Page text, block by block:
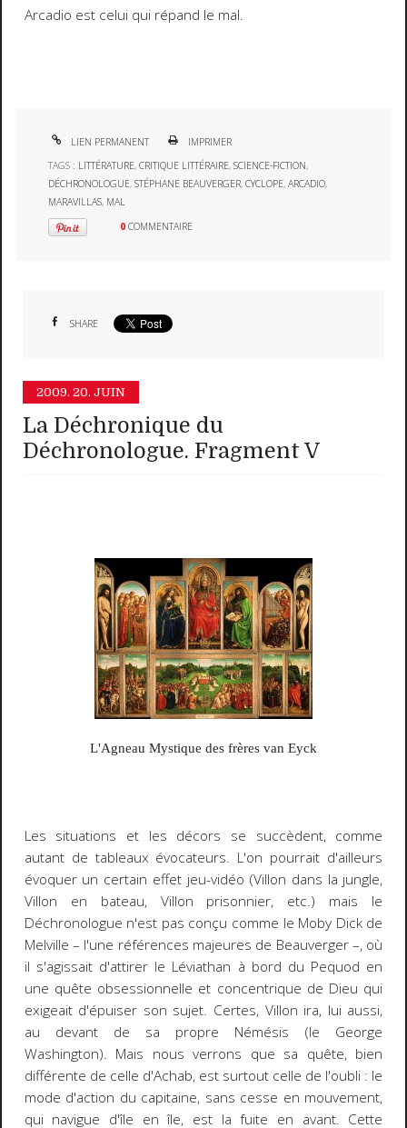
Arcadio est celui qui répand le mal.
LIEN PERMANENT
IMPRIMER
TAGS : LITTÉRATURE,CRITIQUE LITTÉRAIRE,SCIENCE-FICTION,
DÉCHRONOLOGUE,STÉPHANE BEAUVERGER,CYCLOPE,ARCADIO,
MARAVILLAS, MAL
0 COMMENTAIRE
SHARE
2009. 20. JUIN
La Déchronique du
Déchronologue. Fragment V
L'Agneau Mystique des frères van Eyck
Les situations et les décors se succèdent, comme
autant de tableaux évocateurs. L'on pourrait d'ailleurs
évoquer un certain effet jeu-vidéo (Villon dans la jungle,
Villon en bateau, Villon prisonnier, etc.) mais le
Déchronologue n'est pas conçu comme le Moby Dickde
Melville– l'une références majeures de Beauverger–, où
il s'agissait d'attirer le Léviathan à bord du Pequod en
une quête obsessionnelle et concentrique de Dieu qui
exigeait d'épuiser son sujet. Certes, Villon ira, lui aussi,
au devant de sa propre Némésis (le George
Washington). Mais nous verrons que sa quête, bien
différente de celle d'Achab, est surtout celle de l'oubli : le
mode d'action du capitaine, sans cesse en mouvement,
qui navigue d'île en île, est la fuite en avant. Cette